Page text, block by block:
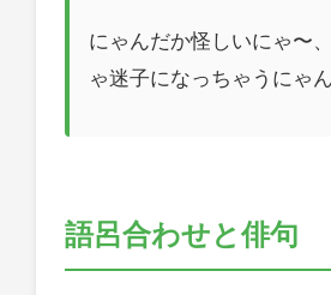
にゃんだか怪しいにゃ〜
ゃ迷子になっちゃうにゃん
語呂合わせと俳句